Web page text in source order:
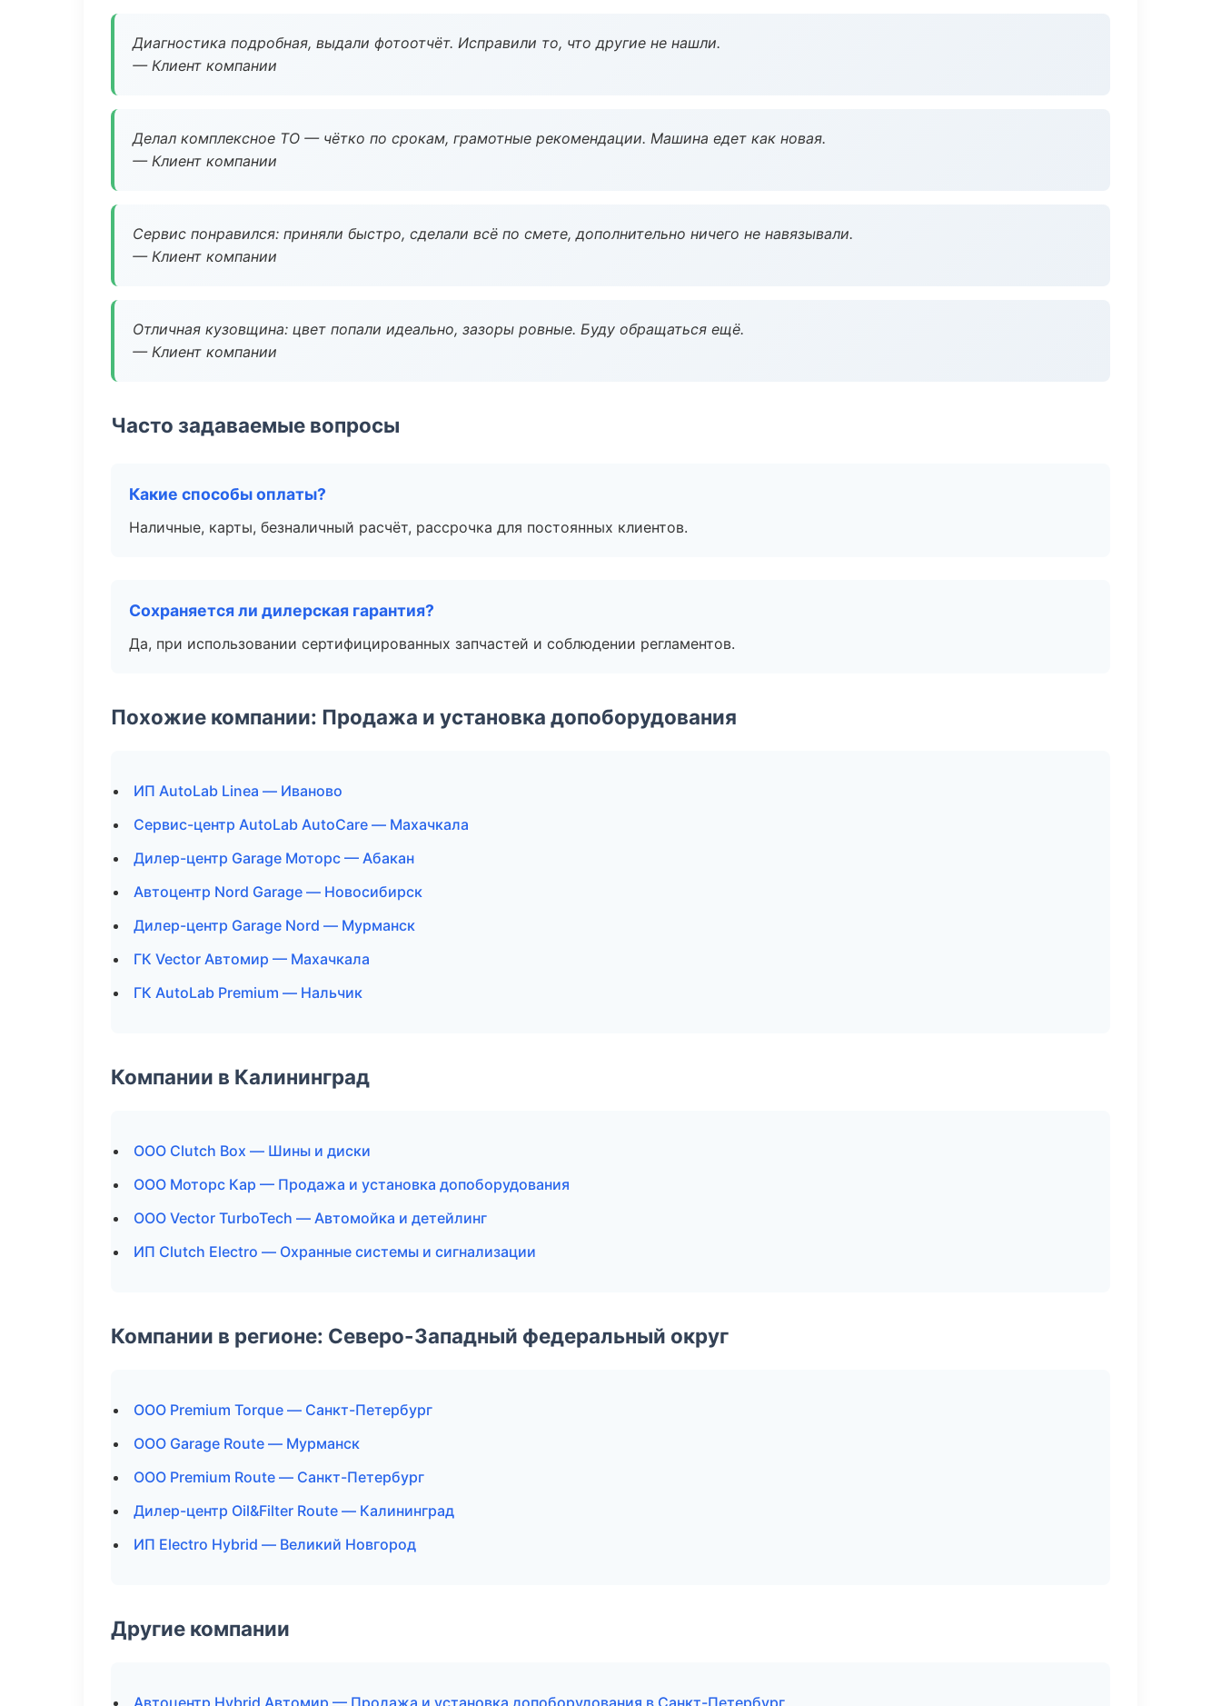
Диагностика подробная, выдали фотоотчёт. Исправили то, что другие не нашли.
— Клиент компании
Делал комплексное ТО — чётко по срокам, грамотные рекомендации. Машина едет как новая.
— Клиент компании
Сервис понравился: приняли быстро, сделали всё по смете, дополнительно ничего не навязывали.
— Клиент компании
Отличная кузовщина: цвет попали идеально, зазоры ровные. Буду обращаться ещё.
— Клиент компании
Часто задаваемые вопросы
Какие способы оплаты?
Наличные, карты, безналичный расчёт, рассрочка для постоянных клиентов.
Сохраняется ли дилерская гарантия?
Да, при использовании сертифицированных запчастей и соблюдении регламентов.
Похожие компании: Продажа и установка допоборудования
ИП AutoLab Linea — Иваново
Сервис-центр AutoLab AutoCare — Махачкала
Дилер-центр Garage Моторс — Абакан
Автоцентр Nord Garage — Новосибирск
Дилер-центр Garage Nord — Мурманск
ГК Vector Автомир — Махачкала
ГК AutoLab Premium — Нальчик
Компании в Калининград
ООО Clutch Box — Шины и диски
ООО Моторс Кар — Продажа и установка допоборудования
ООО Vector TurboTech — Автомойка и детейлинг
ИП Clutch Electro — Охранные системы и сигнализации
Компании в регионе: Северо-Западный федеральный округ
ООО Premium Torque — Санкт-Петербург
ООО Garage Route — Мурманск
ООО Premium Route — Санкт-Петербург
Дилер-центр Oil&Filter Route — Калининград
ИП Electro Hybrid — Великий Новгород
Другие компании
Автоцентр Hybrid Автомир — Продажа и установка допоборудования в Санкт-Петербург